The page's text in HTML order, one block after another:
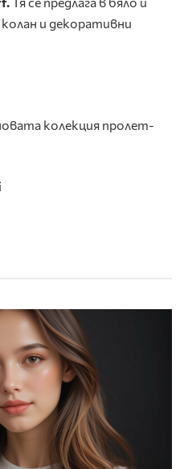
и декоративни
колекция пролет-